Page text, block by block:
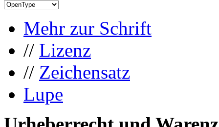
Mehr zur Schrift
// Lizenz
// Zeichensatz
Lupe